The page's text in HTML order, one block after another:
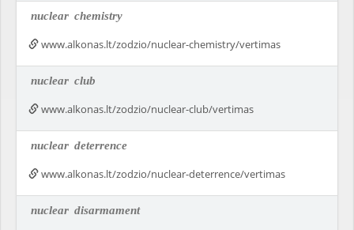
nuclear chemistry
www.alkonas.lt/zodzio/nuclear-chemistry/vertimas
nuclear club
www.alkonas.lt/zodzio/nuclear-club/vertimas
nuclear deterrence
www.alkonas.lt/zodzio/nuclear-deterrence/vertimas
nuclear disarmament